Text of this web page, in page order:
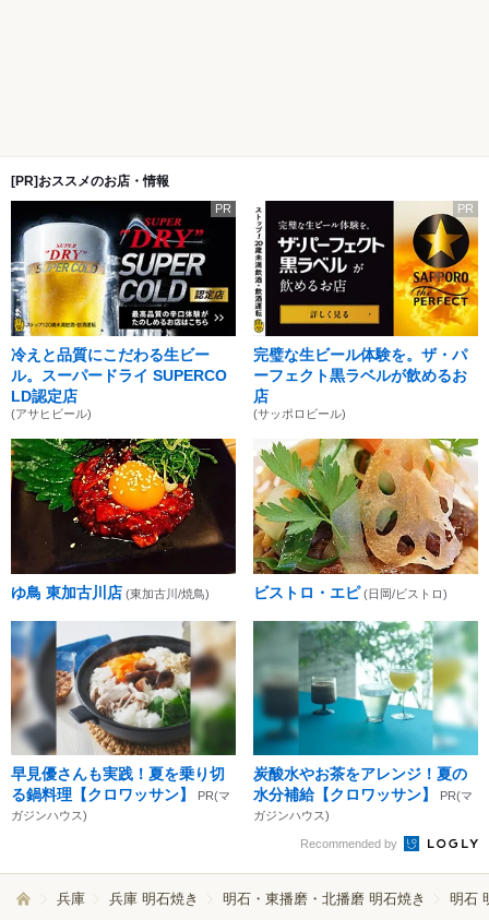
[PR]おススメのお店・情報
PR
冷えと品質にこだわる生ビー
ル。スーパードライ SUPERCO
LD認定店
(アサヒビール)
PR
完璧な生ビール体験を。ザ・パ
ーフェクト黒ラベルが飲めるお
店
(サッポロビール)
ゆ鳥 東加古川店 (東加古川/焼鳥) ビストロ・エピ (日岡/ビストロ)
早見優さんも実践！夏を乗り切
る鍋料理【クロワッサン】
PR(マ
ガジンハウス)
炭酸水やお茶をアレンジ！夏の
水分補給【クロワッサン】
PR(マ
ガジンハウス)
Recommended by
兵庫 兵庫 明石焼き 明石・東播磨・北播磨 明石焼き 明石